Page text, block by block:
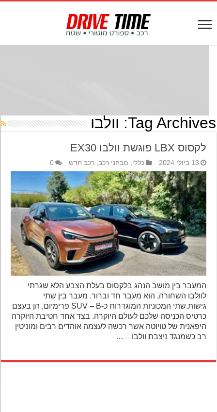
Tag וולבו
לקסוס LBX פוגשת וולבו EX30
13 ביולי 2024 כללי,מבחני רכב,רכב חדש 0
המעבר בין מושב הנהג בלקסוס בעלת הצבע הלא שגרתי
לוולבו השחורה, הוא מעבר חד וברור. מעבר בין שתי
גישות.שתי המכוניות המוגדרות כ-SUV – B פרימיום, הן בעצם
כרטיס הכניסה שלכם לעולם היוקרה. בצד אחד חטיבת היוקרה
היפאנית של טויוטה אשר רכשה לעצמה אוהדים רבים ומוניטין
רב כשמנגד ניצבת וולבו – …